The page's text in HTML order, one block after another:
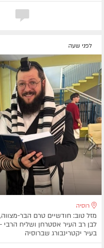
לפני שעה
רוסיה
מזל טוב: חודשיים טרם הבר-
לבן רב העיר אסטרחן ושליח
בעיר יקטרינבורג שברוסיה